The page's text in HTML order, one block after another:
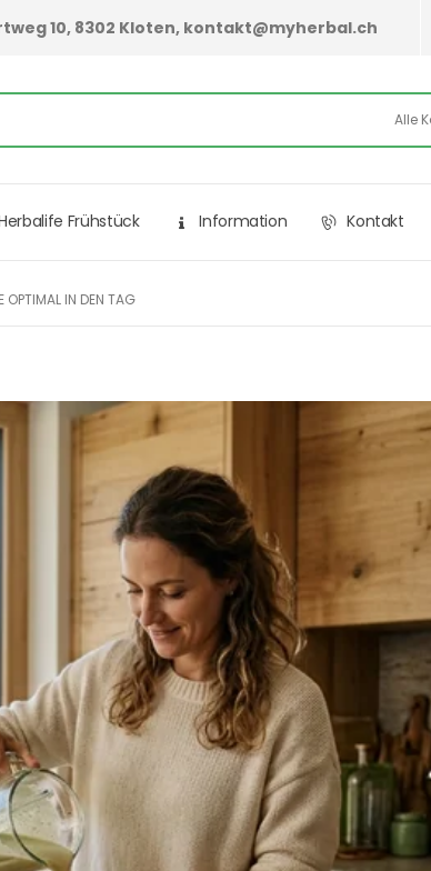
10, 8302 Kloten, kontakt@myherbal.ch
Frühstück Information Kontakt
OPTIMAL IN DEN TAG